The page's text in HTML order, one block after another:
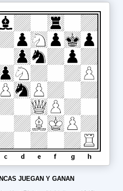
JUEGAN Y GANAN